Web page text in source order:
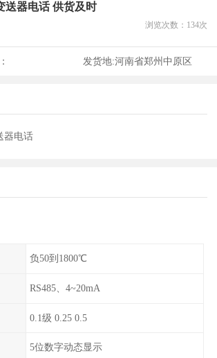
送器电话 供货及时
浏览次数： 134次
发货地:河南省郑州中原区
器电话
负50到1800℃
RS485、4~20mA
0.1级 0.25 0.5
5位数字动态显示